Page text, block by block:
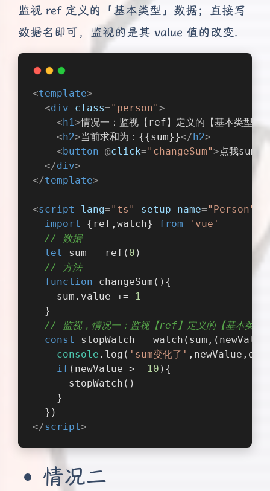
监视 ref 定义的「基本类型」数据；直接写
数据名即可，监视的是其 value 值的改变.
<template>
<div class="person">
<h1>情况一：监视【ref】定义的【基本类型】
<h2>当前求和为：{{sum}}</h2>
<button @click="changeSum">点我sum+1
</div>
</template>
<script lang="ts" setup name="Person"
import
{ref,watch} from
'vue'
// 数据
let
sum = ref( 0 )
// 方法
function
changeSum ( ) {
    sum.value +=
1
  }
// 监视，情况一：监视【ref】定义的【基本类型
const
stopWatch = watch(sum, (
console .log( 'sum变化了'
if (newValue >= 10 ){
      stopWatch()
    }
  })
</script>
情况二